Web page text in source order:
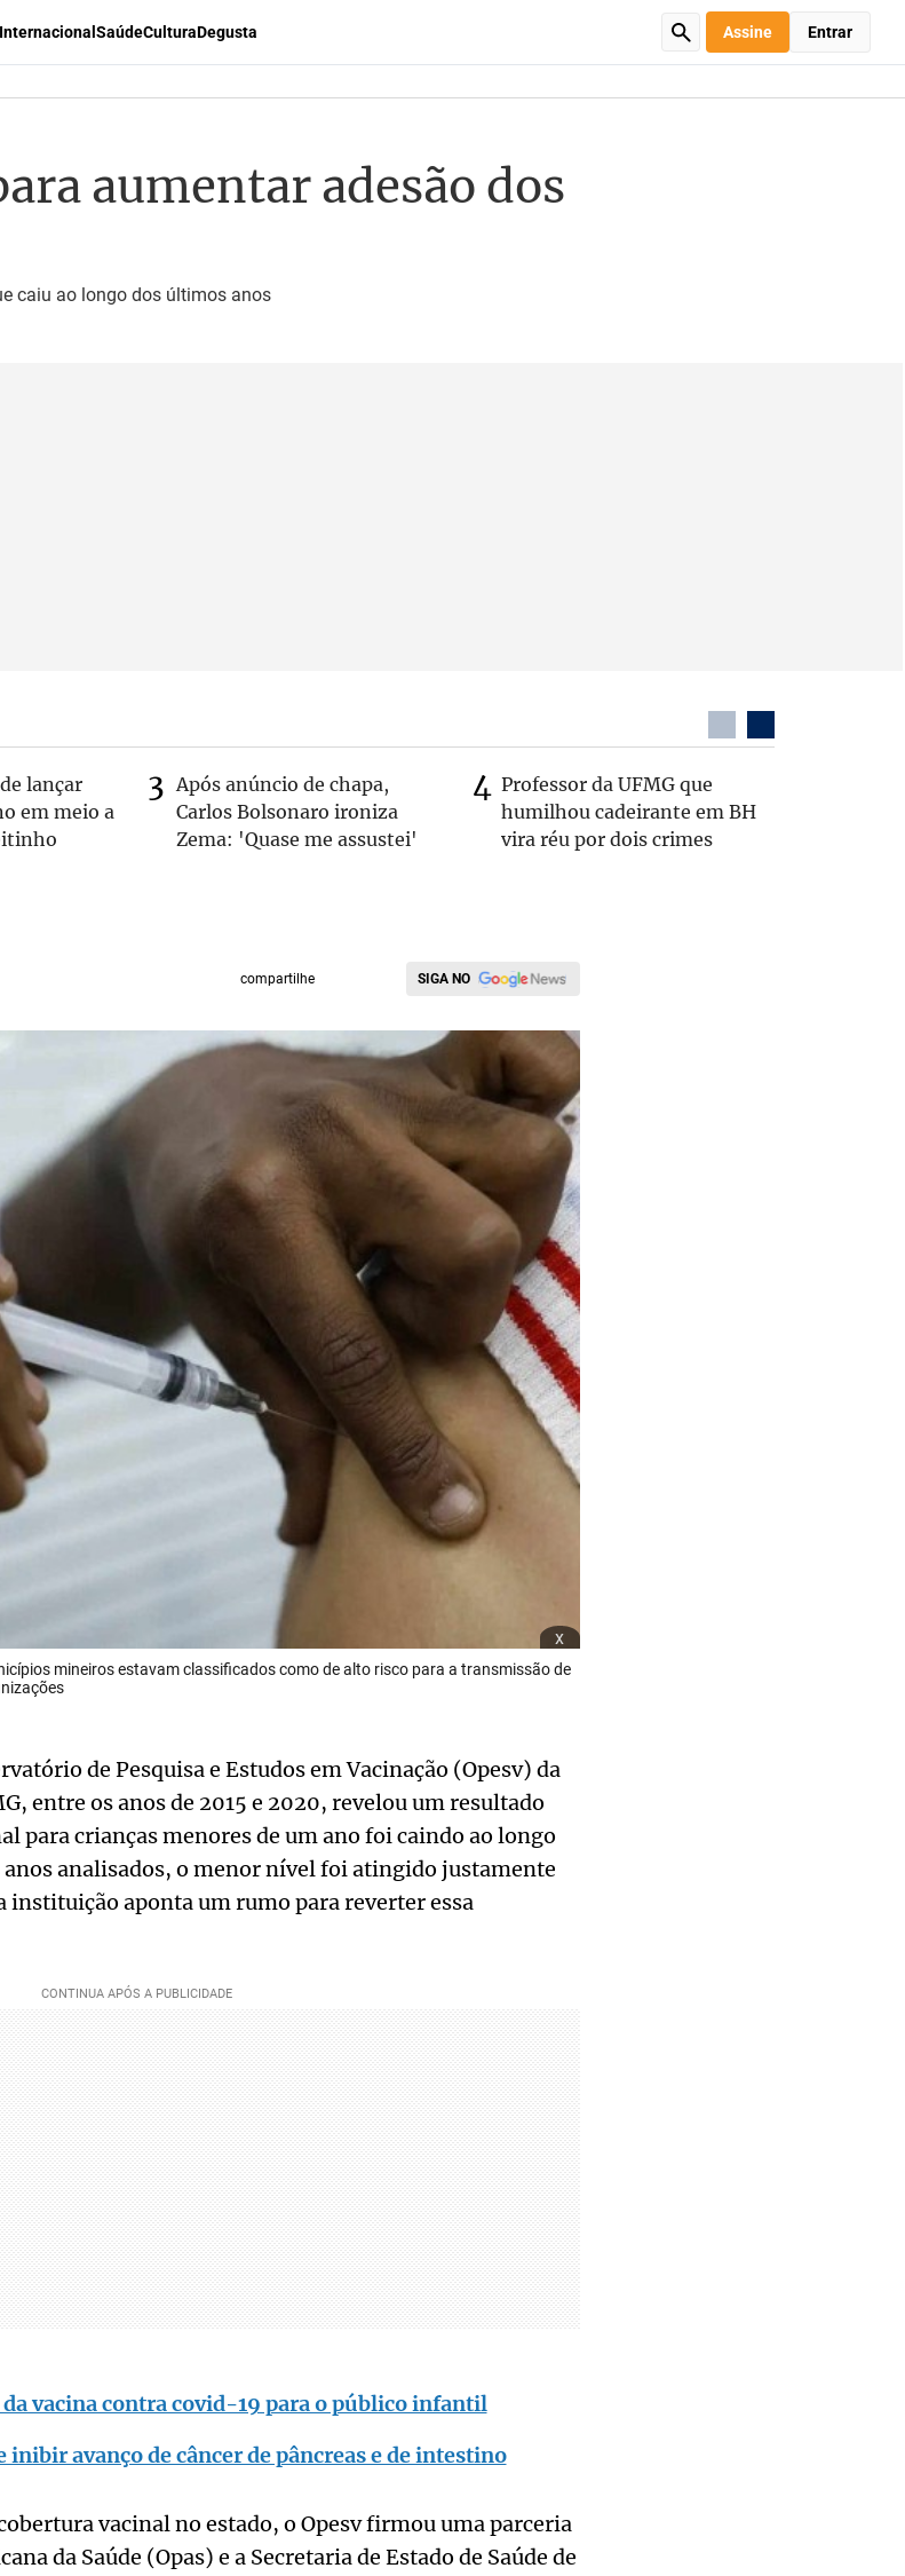
Internacional SaúdeCulturaDegusta Assine Entrar
aumentar adesão dos
caiu ao longo dos últimos anos
lançar
em meio a
Após anúncio de chapa,
Carlos Bolsonaro ironiza
Zema: 'Quase me assustei'
Professor da UFMG que
humilhou cadeirante em BH
vira réu por dois crimes
compartilhe SIGA NO
x
mineiros estavam classificados como de alto risco para a transmissão de
de Pesquisa e Estudos em Vacinação (Opesv) da
entre os anos de 2015 e 2020, revelou um resultado
para crianças menores de um ano foi caindo ao longo
anos analisados, o menor nível foi atingido justamente
instituição aponta um rumo para reverter essa
da vacina contra covid-19 para o público infantil
avanço de câncer de pâncreas e de intestino
vacinal no estado, o Opesv firmou uma parceria
da Saúde (Opas) e a Secretaria de Estado de Saúde de